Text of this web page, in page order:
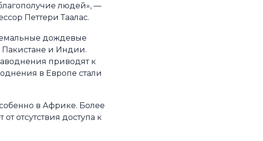
людей», —
Петтери Таалас.
дождевые
и Индии.
приводят к
в Европе стали
в Африке. Более
отсутствия доступа к